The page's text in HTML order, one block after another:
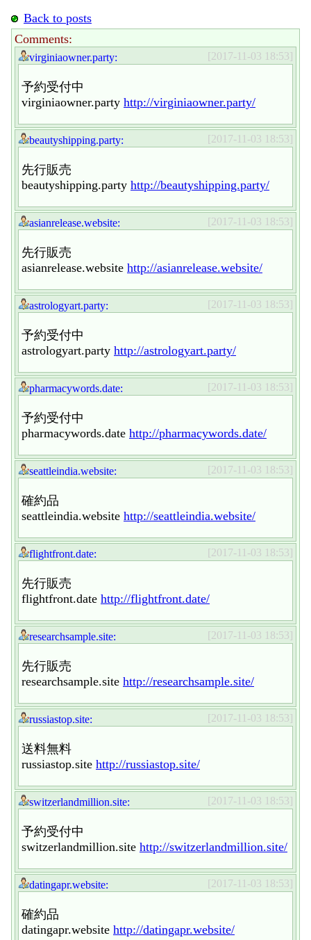
Back to posts
Comments:
[2017-11-03 18:53]
virginiaowner.party:
予約受付中
virginiaowner.party http://virginiaowner.party/
[2017-11-03 18:53]
beautyshipping.party:
先行販売
beautyshipping.party http://beautyshipping.party/
[2017-11-03 18:53]
asianrelease.website:
先行販売
asianrelease.website http://asianrelease.website/
[2017-11-03 18:53]
astrologyart.party:
予約受付中
astrologyart.party http://astrologyart.party/
[2017-11-03 18:53]
pharmacywords.date:
予約受付中
pharmacywords.date http://pharmacywords.date/
[2017-11-03 18:53]
seattleindia.website:
確約品
seattleindia.website http://seattleindia.website/
[2017-11-03 18:53]
flightfront.date:
先行販売
flightfront.date http://flightfront.date/
[2017-11-03 18:53]
researchsample.site:
先行販売
researchsample.site http://researchsample.site/
[2017-11-03 18:53]
russiastop.site:
送料無料
russiastop.site http://russiastop.site/
[2017-11-03 18:53]
switzerlandmillion.site:
予約受付中
switzerlandmillion.site http://switzerlandmillion.site/
[2017-11-03 18:53]
datingapr.website:
確約品
datingapr.website http://datingapr.website/